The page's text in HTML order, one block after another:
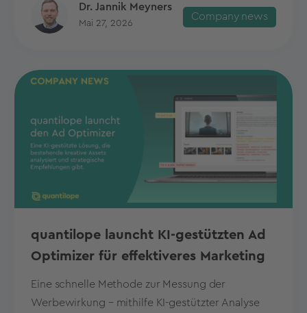
Dr. Jannik Meyners
Mai 27, 2026
Company news
quantilope launcht KI-gestützten Ad
Optimizer für effektiveres Marketing
Eine schnelle Methode zur Messung der
Werbewirkung – mithilfe KI-gestützter Analyse